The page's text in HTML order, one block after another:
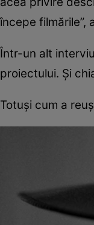
începe filmările”,
Într-un alt
proiectului. Și
Totuși cum a